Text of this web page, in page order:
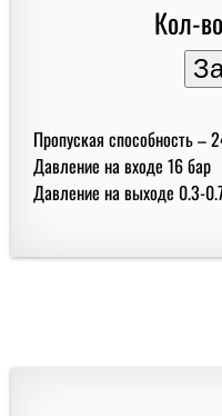
Кол-
Пропуская способность –
Давление на входе 16 бар
Давление на выходе 0.3-